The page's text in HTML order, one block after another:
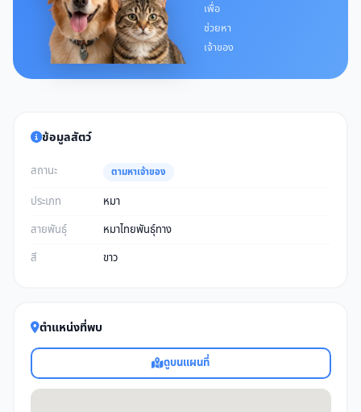
เพื่อ
ช่วยหา
เจ้าของ
ข้อมูลสัตว์
สถานะ ตามหาเจ้าของ
ประเภท
หมา
สายพันธุ์
หมาไทยพันธุ์ทาง
สี
ขาว
ตำแหน่งที่พบ
ดูบนแผนที่